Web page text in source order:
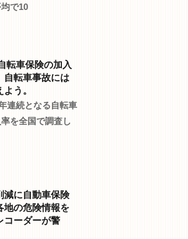
で10
転車保険の加入
自転車事故には
う。
連続となる自転車
を全国で調査し
減に自動車保険
地の危険情報を
コーダーが警